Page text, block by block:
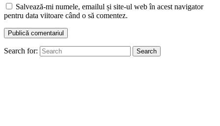
Salvează-mi numele, emailul și site-ul web în acest navigator
pentru data viitoare când o să comentez.
Search for: Search